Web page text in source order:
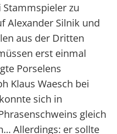
Stammspieler zu
Alexander Silnik und
aus der Dritten
erst einmal
Porselens
Klaus Waesch bei
sich in
gleich
Allerdings: er sollte